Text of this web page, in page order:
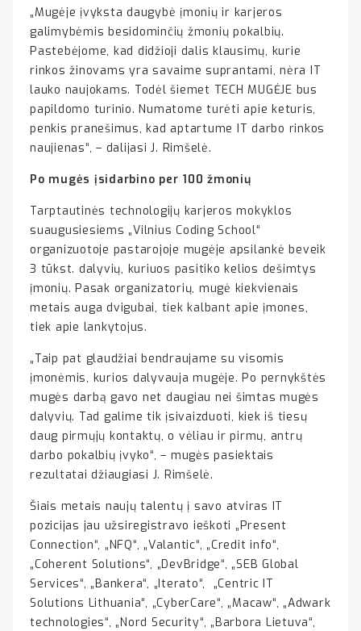
„Mugėje įvyksta daugybė įmonių ir karjeros
galimybėmis besidominčių žmonių pokalbių.
Pastebėjome, kad didžioji dalis klausimų, kurie
rinkos žinovams yra savaime suprantami, nėra IT
lauko naujokams. Todėl šiemet TECH MUGĖJE bus
papildomo turinio. Numatome turėti apie keturis,
penkis pranešimus, kad aptartume IT darbo rinkos
naujienas“, – dalijasi J. Rimšelė.
Po mugės įsidarbino per 100 žmonių
Tarptautinės technologijų karjeros mokyklos
suaugusiesiems „Vilnius Coding School“
organizuotoje pastarojoje mugėje apsilankė beveik
3 tūkst. dalyvių, kuriuos pasitiko kelios dešimtys
įmonių. Pasak organizatorių, mugė kiekvienais
metais auga dvigubai, tiek kalbant apie įmones,
tiek apie lankytojus.
„Taip pat glaudžiai bendraujame su visomis
įmonėmis, kurios dalyvauja mugėje. Po pernykštės
mugės darbą gavo net daugiau nei šimtas mugės
dalyvių. Tad galime tik įsivaizduoti, kiek iš tiesų
daug pirmųjų kontaktų, o vėliau ir pirmų, antrų
darbo pokalbių įvyko“, – mugės pasiektais
rezultatai džiaugiasi J. Rimšelė.
Šiais metais naujų talentų į savo atviras IT
pozicijas jau užsiregistravo ieškoti „Present
Connection“, „NFQ“, „Valantic“, „Credit info“,
„Coherent Solutions“, „DevBridge“, „SEB Global
Services“, „Bankera“, „Iterato“, „Centric IT
Solutions Lithuania“, „CyberCare“, „Macaw“, „Adwark
technologies“, „Nord Security“, „Barbora Lietuva“,